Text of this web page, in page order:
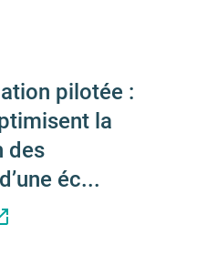
pilotée :
la
des
éc...